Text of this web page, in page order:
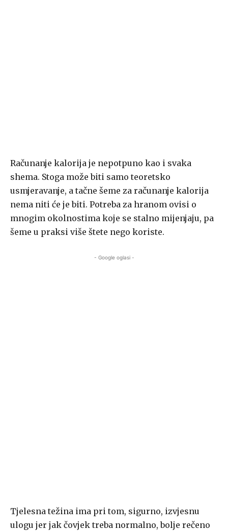
Računanje kalorija je nepotpuno kao i svaka
shema. Stoga može biti samo teoretsko
usmjeravanje, a tačne šeme za računanje kalorija
nema niti će je biti. Potreba za hranom ovisi o
mnogim okolnostima koje se stalno mijenjaju, pa
šeme u praksi više štete nego koriste.
- Google oglasi -
Tjelesna težina ima pri tom, sigurno, izvjesnu
ulogu jer jak čovjek treba normalno, bolje rečeno